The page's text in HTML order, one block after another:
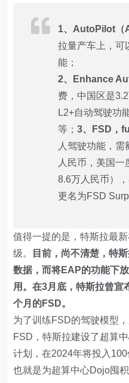
1、AutoPilot（
拉量产车上，可
能；
2、Enhance
费，中国区是
L2+自动驾驶功
等；3、FSD，
人驾驶功能，
人民币，美国
8.6万人民币）
更名为FSD
值得一提的是，特斯拉最
级。
目前，尚不清楚，特
数据，而将EAP的功能下
用。在3月底，特斯拉曾宣
个月的FSD。
为了训练FSD的驾驶模型
FSD，特斯拉建设了超算
计划，在2024年将投入
也就是为超算中心Dojo囤积